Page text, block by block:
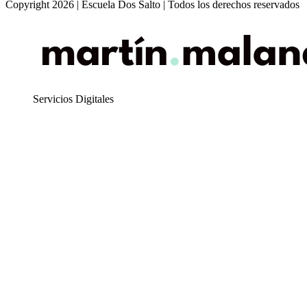
Copyright 2026 | Escuela Dos Salto | Todos los derechos reservados
Servicios Digitales